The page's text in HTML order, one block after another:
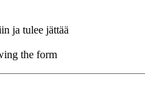
ja tulee jättää
the form